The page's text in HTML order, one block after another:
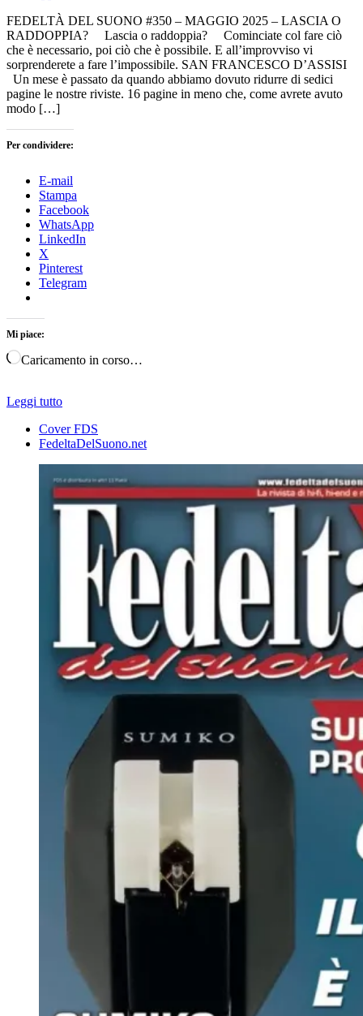
FEDELTÀ DEL SUONO #350 – MAGGIO 2025 – LASCIA O
RADDOPPIA? Lascia o raddoppia? Cominciate col fare ciò
che è necessario, poi ciò che è possibile. E all’improvviso vi
sorprenderete a fare l’impossibile. SAN FRANCESCO D’ASSISI
Un mese è passato da quando abbiamo dovuto ridurre di sedici
pagine le nostre riviste. 16 pagine in meno che, come avrete avuto
modo […]
Per condividere:
E-mail
Stampa
Facebook
WhatsApp
LinkedIn
X
Pinterest
Telegram
Mi piace:
Caricamento in corso…
Leggi tutto
Cover FDS
FedeltaDelSuono.net